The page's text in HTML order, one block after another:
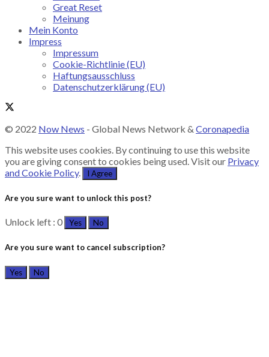
Great Reset
Meinung
Mein Konto
Impress
Impressum
Cookie-Richtlinie (EU)
Haftungsausschluss
Datenschutzerklärung (EU)
© 2022 Now News - Global News Network & Coronapedia
This website uses cookies. By continuing to use this website
you are giving consent to cookies being used. Visit our Privacy
and Cookie Policy. I Agree
Are you sure want to unlock this post?
Unlock left : 0 Yes No
Are you sure want to cancel subscription?
Yes No